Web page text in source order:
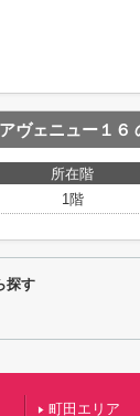
アヴェニュー１６
所在階
1階
探す
町田エリア